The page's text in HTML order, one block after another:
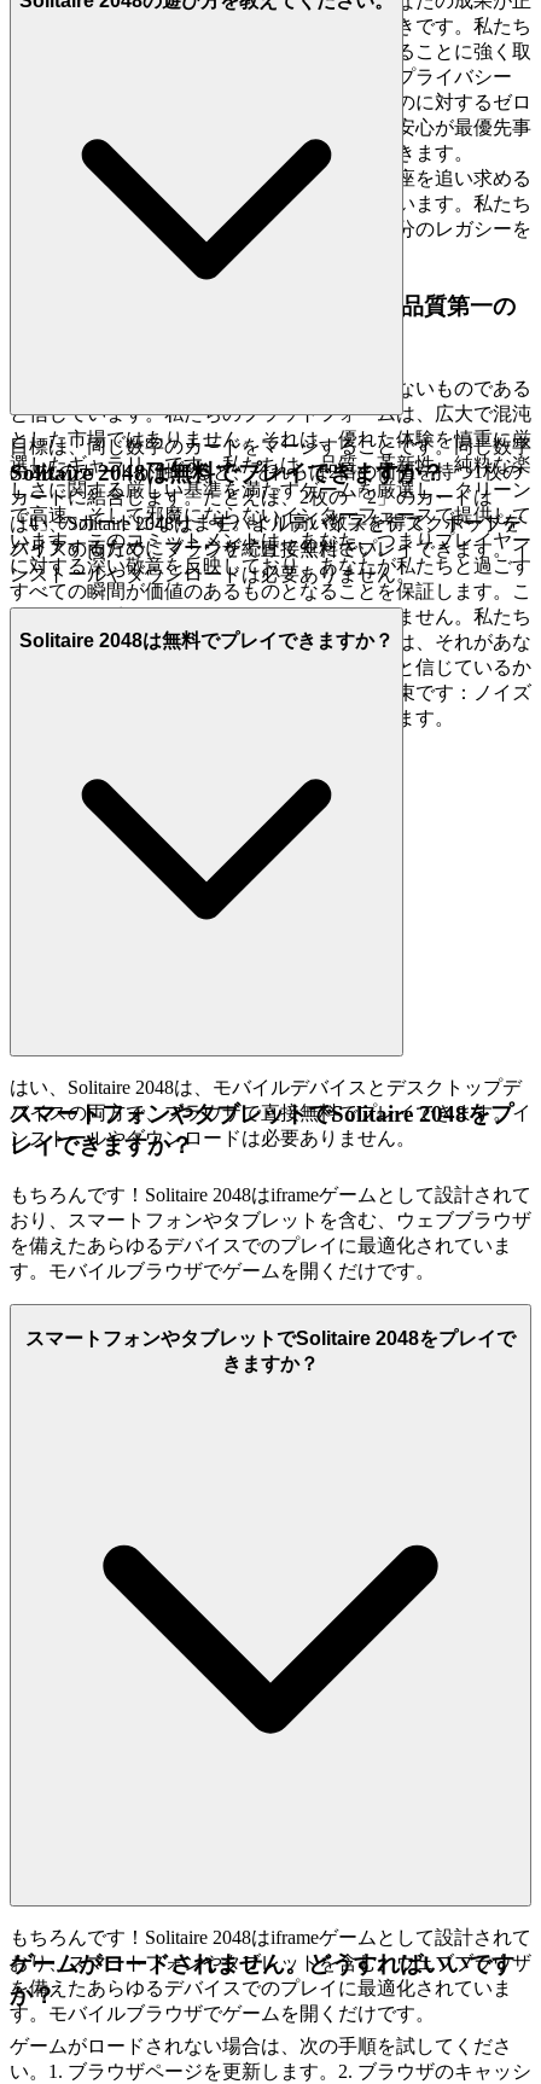
当に得られる場所、つまり安息の地であるべきです。私たち
は、安全で、敬意を払い、倫理的な環境を作ることに強く取
り組んでいます。これは、揺るぎないデータプライバシー
と、チートなど、プレイの完全性を損なうものに対するゼロ
トレランスポリシーを意味します。あなたの安心が最優先事
項であり、目の前の課題に集中することができます。
Solitaire 2048のリーダーボードでトップの座を追い求める
のは、真のスキルの試練であることを知っています。私たち
は安全で公正な遊び場を構築し、あなたは自分のレガシーを
築くことに集中できます。
4. プレイヤーへの敬意：厳選された、品質第一の
私たちは、あなたの時間と知性がかけがえのないものである
と信じています。私たちのプラットフォームは、広大で混沌
とした市場ではありません。それは、優れた体験を慎重に厳
選したギャラリーです。私たちは、品質、革新性、純粋な楽
しさに関する厳しい基準を満たすゲームを厳選し、クリーン
で高速、そして邪魔にならないインターフェースで提供して
います。このコミットメントは、あなた、つまりプレイヤー
に対する深い敬意を反映しており、あなたが私たちと過ごす
すべての瞬間が価値のあるものとなることを保証します。こ
こでは、何千ものクローンゲームは見つかりません。私たち
がSolitaire 2048をフィーチャーしているのは、それがあな
たの時間を費やす価値のある優れたゲームだと信じているか
らです。それが私たちのキュレーションの約束です：ノイズ
を減らし、あなたにふさわしい品質を増やします。
目標は、同じ数字のカードをマージすることです。同じ数字
の2枚のカードが触れると、それらは2倍の価値を持つ1枚の
カードに結合します。たとえば、2枚の「2」のカードは
「4」のカードになります。より高い数字を得て、ボードを
クリアするためにマージを続けてください。
Solitaire 2048は無料でプレイできますか？
はい、Solitaire 2048は、モバイルデバイスとデスクトップデ
バイスの両方で、ブラウザで直接無料でプレイできます。イ
ンストールやダウンロードは必要ありません。
Solitaire 2048は無料でプレイできますか？
はい、Solitaire 2048は、モバイルデバイスとデスクトップデ
バイスの両方で、ブラウザで直接無料でプレイできます。イ
ンストールやダウンロードは必要ありません。
スマートフォンやタブレットでSolitaire 2048をプ
レイできますか？
もちろんです！Solitaire 2048はiframeゲームとして設計されて
おり、スマートフォンやタブレットを含む、ウェブブラウザ
を備えたあらゆるデバイスでのプレイに最適化されていま
す。モバイルブラウザでゲームを開くだけです。
スマートフォンやタブレットでSolitaire 2048をプレイで
きますか？
もちろんです！Solitaire 2048はiframeゲームとして設計されて
おり、スマートフォンやタブレットを含む、ウェブブラウザ
を備えたあらゆるデバイスでのプレイに最適化されていま
す。モバイルブラウザでゲームを開くだけです。
ゲームがロードされません。どうすればいいです
か？
ゲームがロードされない場合は、次の手順を試してくださ
い。1. ブラウザページを更新します。2. ブラウザのキャッシ